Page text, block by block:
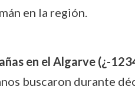
en la región.
en el Algarve (¿-
buscaron durante